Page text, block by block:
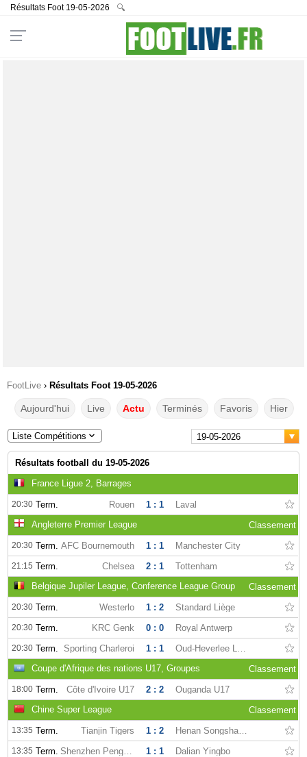
Résultats Foot 19-05-2026 🔍
FootLive › Résultats Foot 19-05-2026
Aujourd'hui Live Actu Terminés Favoris Hier
Liste Compétitions 19-05-2026
Résultats football du 19-05-2026
France Ligue 2, Barrages
20:30 Term. Rouen 1 : 1
Laval
Angleterre Premier League
Classement
20:30 Term. AFC Bournemouth 1 : 1 Manchester City
21:15 Term. Chelsea 2 : 1
Tottenham
Belgique Jupiler League, Conference League Group
Classement
20:30 Term. Westerlo 1 : 2 Standard Liège
20:30 Term. KRC Genk 0 : 0 Royal Antwerp
20:30 Term. Sporting Charleroi 1 : 1
Oud-Heverlee Louvain
Coupe d'Afrique des nations U17, Groupes
Classement
18:00 Term. Côte d'Ivoire U17 2 : 2
Ouganda U17
Chine Super League
Classement
13:35 Term. Tianjin Tigers 1 : 2 Henan Songshan Longmen
13:35 Term. Shenzhen Pengcheng 1 : 1 Dalian Yingbo